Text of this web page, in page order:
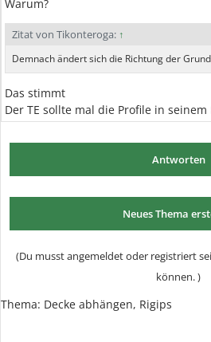
Warum?
Zitat von Tikonteroga: ↑
Demnach ändert sich die Richtung der
Das stimmt
Der TE sollte mal die Profile in
Antworten
Neues Thema
(Du musst angemeldet oder registriert
können. )
Thema: Decke abhängen, Rigips